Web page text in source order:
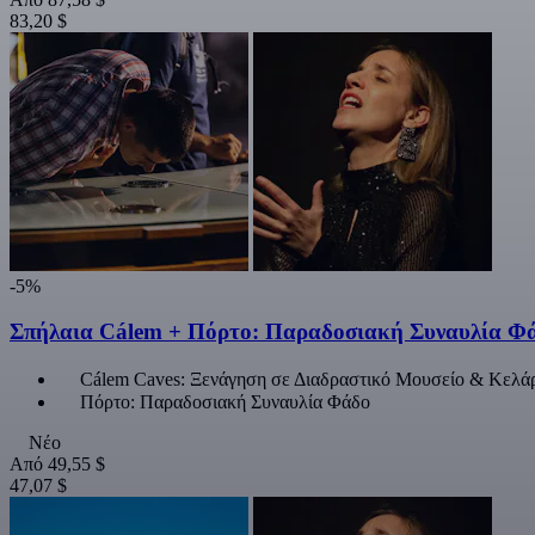
83,20 $
-5%
Σπήλαια Cálem + Πόρτο: Παραδοσιακή Συναυλία
Cálem Caves: Ξενάγηση σε Διαδραστικό Μουσείο &
Πόρτο: Παραδοσιακή Συναυλία Φάδο
Νέο
Από 49,55 $
47,07 $